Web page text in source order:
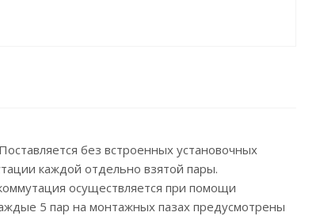
без встроенных установочных
каждой отдельно взятой пары.
осуществляется при помощи
5 пар на монтажных пазах предусмотрены